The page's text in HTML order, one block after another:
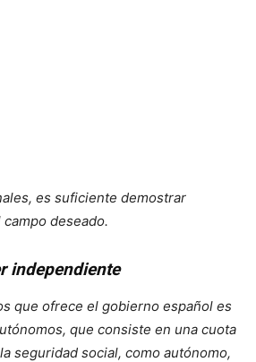
es suficiente demostrar
deseado.
independiente
que ofrece el gobierno español es
que consiste en una cuota
seguridad social, como autónomo,